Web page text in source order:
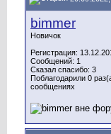
bimmer
Новичок
Регистрация:
Сообщений: 1
Сказал спасибо: 3
Поблагодарили 0
сообщениях